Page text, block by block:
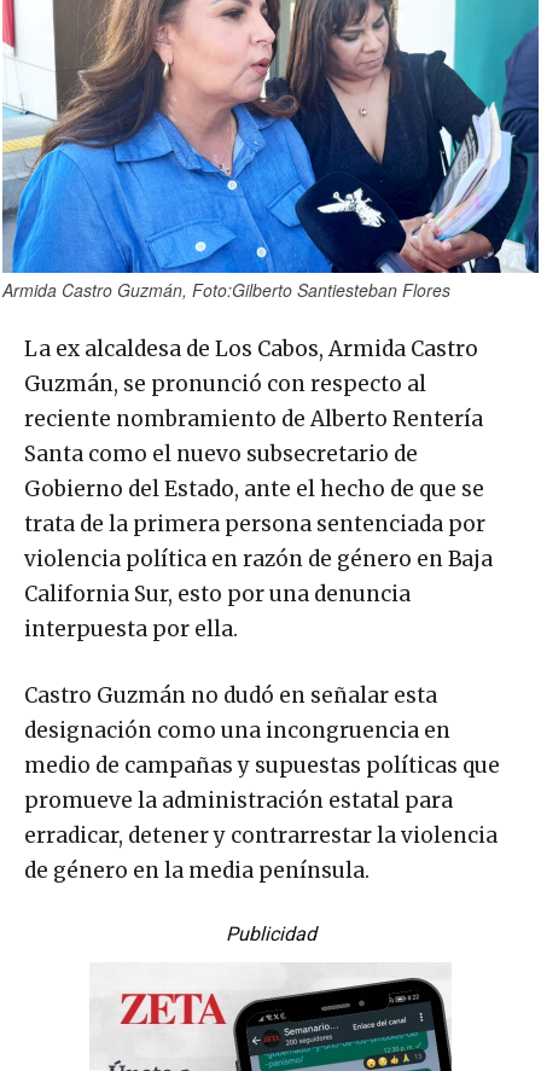
Armida Castro Guzmán, Foto:Gilberto Santiesteban Flores
La ex alcaldesa de Los Cabos, Armida Castro
Guzmán, se pronunció con respecto al
reciente nombramiento de Alberto Rentería
Santa como el nuevo subsecretario de
Gobierno del Estado, ante el hecho de que se
trata de la primera persona sentenciada por
violencia política en razón de género en Baja
California Sur, esto por una denuncia
interpuesta por ella.
Castro Guzmán no dudó en señalar esta
designación como una incongruencia en
medio de campañas y supuestas políticas que
promueve la administración estatal para
erradicar, detener y contrarrestar la violencia
de género en la media península.
Publicidad